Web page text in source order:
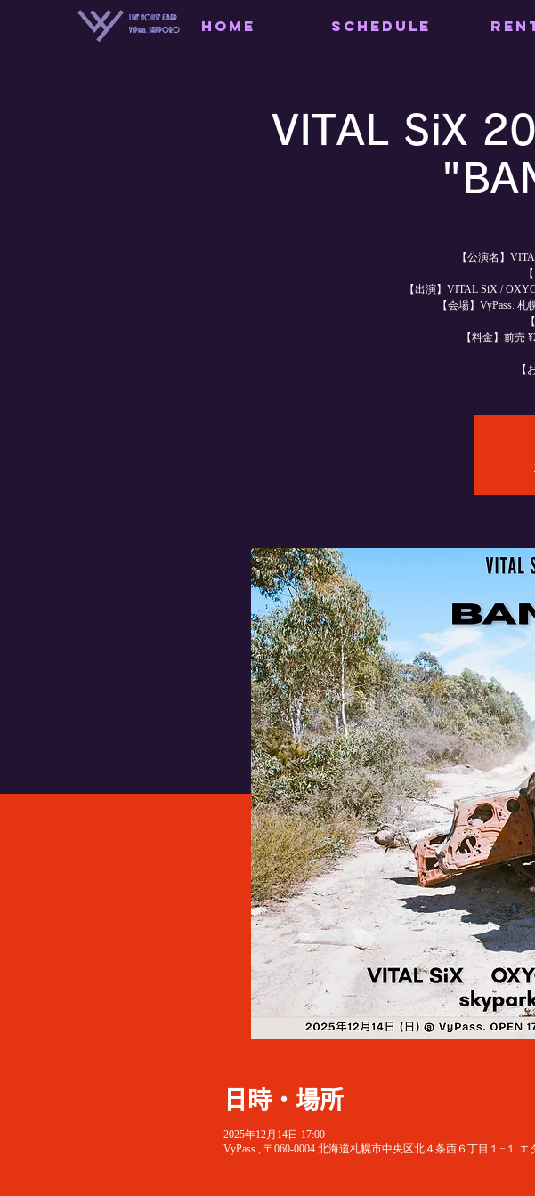
LIVE HOUSE & BAR
VyPass. SAPPORO
HOME SCHEDULE
VITAL SiX
【公演名】
【出演】VITAL SiX /
【会場】VyPass.
【料金】前売
【
日時・場所
2025年12月14日 17:00
VyPass., 〒060-0004 北海道札幌市中央区北４条西６丁目１−１ エ